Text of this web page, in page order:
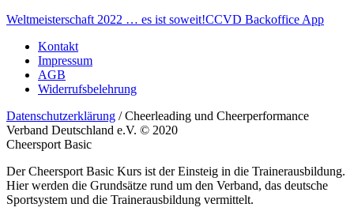
Weltmeisterschaft 2022 … es ist soweit!CCVD Backoffice App
Kontakt
Impressum
AGB
Widerrufsbelehrung
Datenschutzerklärung / Cheerleading und Cheerperformance
Verband Deutschland e.V. © 2020
Cheersport Basic
Der Cheersport Basic Kurs ist der Einsteig in die Trainerausbildung.
Hier werden die Grundsätze rund um den Verband, das deutsche
Sportsystem und die Trainerausbildung vermittelt.